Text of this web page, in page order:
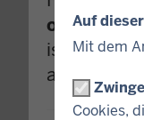
Auf
Mit dem
Cookies,
oder
ist das